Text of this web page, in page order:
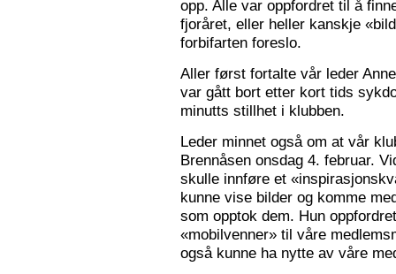
opp. Alle var oppfordret til å
fjoråret, eller heller kanskje
forbifarten foreslo.
Aller først fortalte vår leder
var gått bort etter kort tids
minutts stillhet i klubben.
Leder minnet også om at vår
Brennåsen onsdag 4. februar.
skulle innføre et
kunne vise bilder og komme
som opptok dem. Hun
«mobilvenner» til våre
også kunne ha nytte av våre